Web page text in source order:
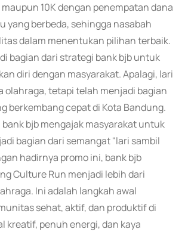
10K dengan penempatan dana
yang berbeda, sehingga nasabah
dalam menentukan pilihan terbaik.
bagian dari strategi bank bjb untuk
diri dengan masyarakat. Apalagi, lari
olahraga, tetapi telah menjadi bagian
berkembang cepat di Kota Bandung.
bank bjb mengajak masyarakat untuk
bagian dari semangat "lari sambil
hadirnya promo ini, bank bjb
Culture Run menjadi lebih dari
Ini adalah langkah awal
sehat, aktif, dan produktif di
kreatif, penuh energi, dan kaya